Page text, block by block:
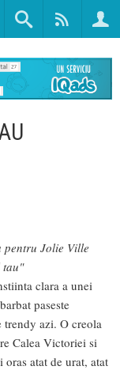
pentru Jolie Ville
tau"
clara a unei
paseste
azi. O creola
Calea Victoriei si
atat de urat, atat